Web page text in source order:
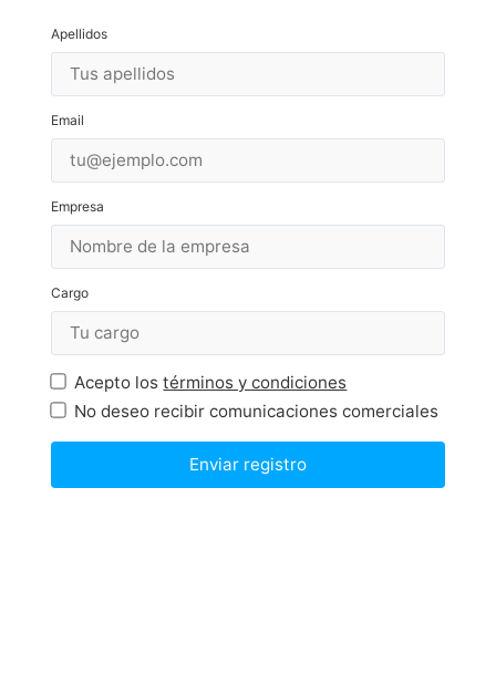
Apellidos
Email
Empresa
Cargo
Acepto lostérminos y condiciones
No deseo recibir comunicaciones comerciales
Enviar registro